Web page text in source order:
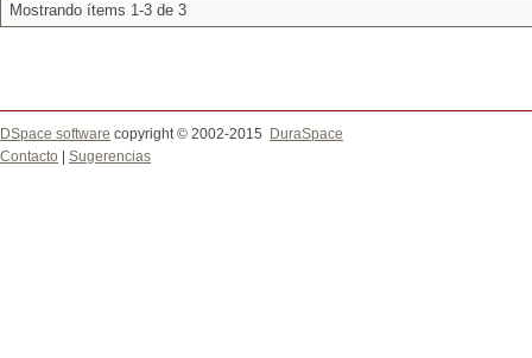
Mostrando ítems 1-3 de 3
DSpace software copyright © 2002-2015
DuraSpace
Contacto
Sugerencias